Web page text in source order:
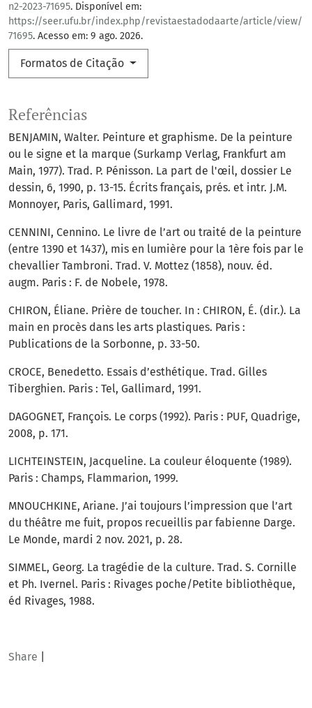
n2-2023-71695. Disponível em:
https://seer.ufu.br/index.php/revistaestadodaarte/article/view/
71695. Acesso em: 9 ago. 2026.
Formatos de Citação
Share
Referências
BENJAMIN, Walter. Peinture et graphisme. De la peinture
ou le signe et la marque (Surkamp Verlag, Frankfurt am
Main, 1977). Trad. P. Pénisson. La part de l'œil, dossier Le
dessin, 6, 1990, p. 13-15. Écrits français, prés. et intr. J.M.
Monnoyer, Paris, Gallimard, 1991.
CENNINI, Cennino. Le livre de l’art ou traité de la peinture
(entre 1390 et 1437), mis en lumière pour la 1ère fois par le
chevallier Tambroni. Trad. V. Mottez (1858), nouv. éd.
augm. Paris : F. de Nobele, 1978.
CHIRON, Éliane. Prière de toucher. In : CHIRON, É. (dir.). La
main en procès dans les arts plastiques. Paris :
Publications de la Sorbonne, p. 33-50.
CROCE, Benedetto. Essais d’esthétique. Trad. Gilles
Tiberghien. Paris : Tel, Gallimard, 1991.
DAGOGNET, François. Le corps (1992). Paris : PUF, Quadrige,
2008, p. 171.
LICHTEINSTEIN, Jacqueline. La couleur éloquente (1989).
Paris : Champs, Flammarion, 1999.
MNOUCHKINE, Ariane. J’ai toujours l’impression que l’art
du théâtre me fuit, propos recueillis par fabienne Darge.
Le Monde, mardi 2 nov. 2021, p. 28.
SIMMEL, Georg. La tragédie de la culture. Trad. S. Cornille
et Ph. Ivernel. Paris : Rivages poche/Petite bibliothèque,
éd Rivages, 1988.